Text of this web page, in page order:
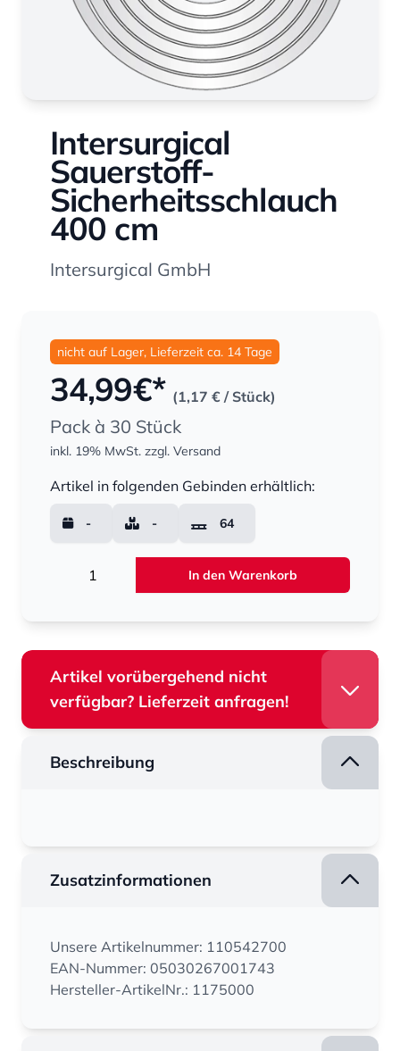
Intersurgical
Sauerstoff-
Sicherheitsschlauch
400 cm
Intersurgical GmbH
nicht auf Lager, Lieferzeit ca. 14 Tage
34,99€* (1,17 € / Stück)
Pack à 30 Stück
inkl. 19% MwSt. zzgl. Versand
Artikel in folgenden Gebinden erhältlich:
- - 64
In den Warenkorb
Artikel vorübergehend nicht
verfügbar? Lieferzeit anfragen!
Beschreibung
Zusatzinformationen
Unsere Artikelnummer: 110542700
EAN-Nummer: 05030267001743
Hersteller-ArtikelNr.: 1175000